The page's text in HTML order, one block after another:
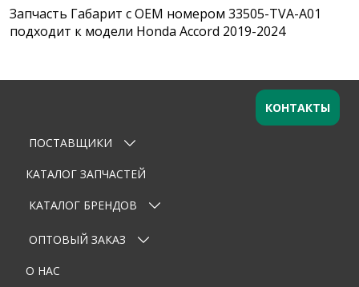
Запчасть Габарит с OEM номером 33505-TVA-A01
подходит к модели Honda Accord 2019-2024
Оставьте заявку
Ваше имя
Email
Телефон
ПОСТАВЩИКИ
КАТАЛОГ ЗАПЧАСТЕЙ
КАТАЛОГ БРЕНДОВ
ОПТОВЫЙ ЗАКАЗ
О НАС
КОНТАКТЫ